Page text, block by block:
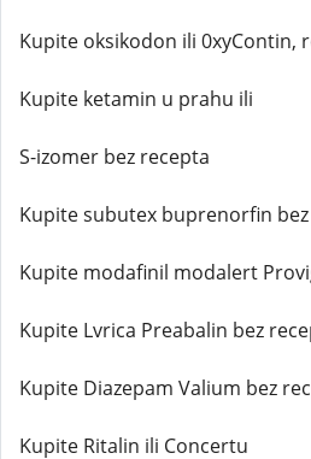
Kupite oksikodon ili 0xyContin,
Kupite ketamin u prahu ili
S-izomer bez recepta
Kupite subutex buprenorfin
Kupite modafinil modalert
Kupite Lvrica Preabalin bez
Kupite Diazepam Valium bez
Kupite Ritalin ili Concertu